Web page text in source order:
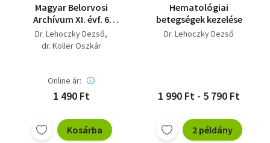
Magyar Belorvosi
Archívum XI. évf. 6
1974. december -
Gyógyszeres kezelés új
Dr. Lehoczky Dezső
dr. Koller Oszkár
Online ár:
1 490 Ft
Kosárba
Hematológiai
betegségek kezelése
Dr. Lehoczky Dezső
1 990 Ft - 5 790 Ft
2 példány